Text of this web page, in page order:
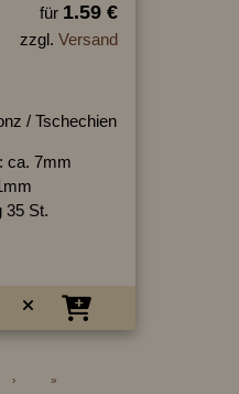
für 1.59 €
zzgl. Versand
/ Tschechien
ca. 7mm
35 St.
› »